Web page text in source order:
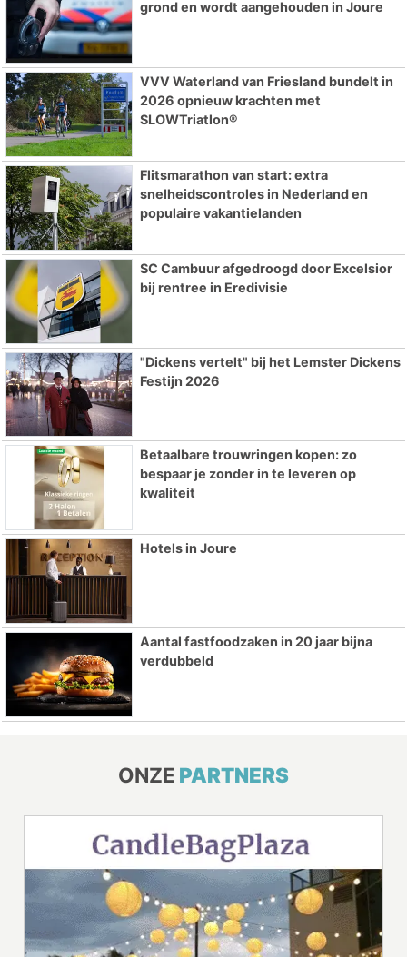
grond en wordt aangehouden in Joure
VVV Waterland van Friesland bundelt in
2026 opnieuw krachten met
SLOWTriatlon®
Flitsmarathon van start: extra
snelheidscontroles in Nederland en
populaire vakantielanden
SC Cambuur afgedroogd door Excelsior
bij rentree in Eredivisie
"Dickens vertelt" bij het Lemster Dickens
Festijn 2026
Betaalbare trouwringen kopen: zo
bespaar je zonder in te leveren op
kwaliteit
Hotels in Joure
Aantal fastfoodzaken in 20 jaar bijna
verdubbeld
ONZE PARTNERS